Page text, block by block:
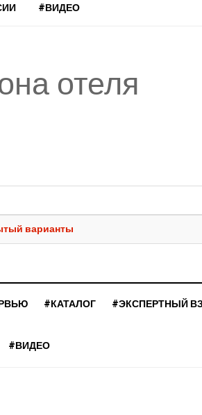
#ВИДЕО
отеля
варианты
#КАТАЛОГ #ЭКСПЕРТНЫЙ
#ВИДЕО